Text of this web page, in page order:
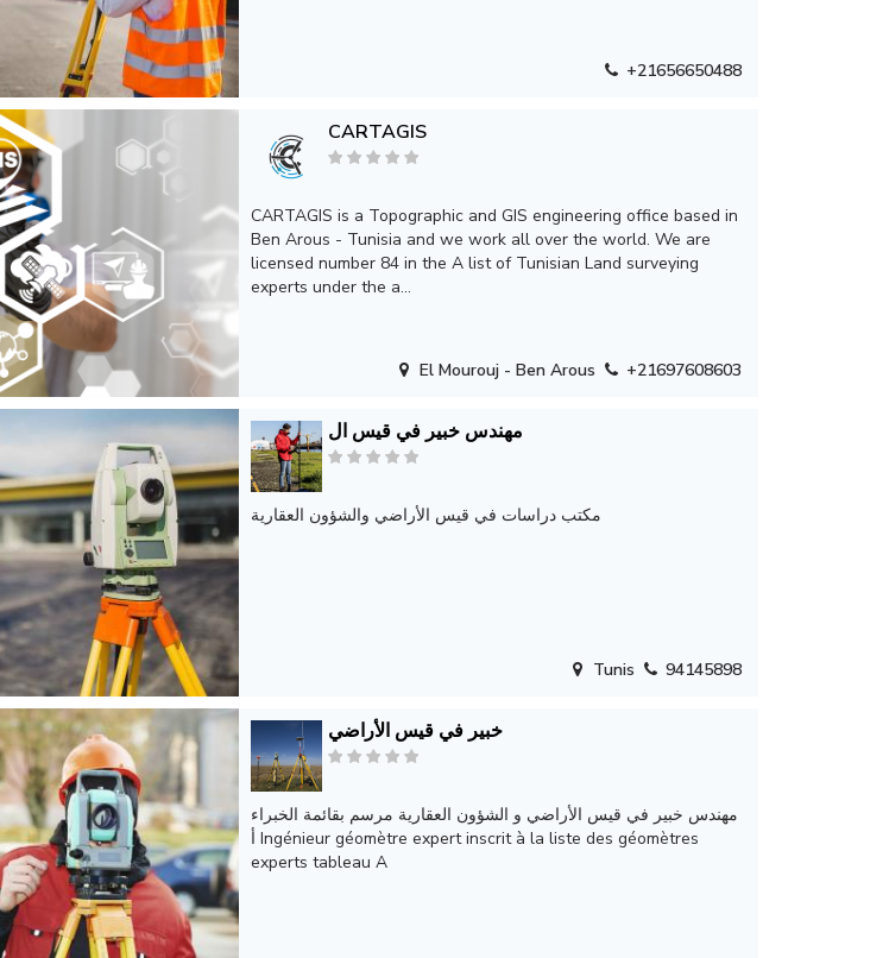
+21656650488
CARTAGIS
CARTAGIS is a Topographic and GIS engineering office based in
Ben Arous - Tunisia and we work all over the world. We are
licensed number 84 in the A list of Tunisian Land surveying
experts under the a...
El Mourouj - Ben Arous +21697608603
مهندس خبير في قيس ال
مكتب دراسات في قيس الأراضي والشؤون العقارية
Tunis 94145898
خبير في قيس الأراضي
مهندس خبير في قيس الأراضي و الشؤون العقارية مرسم بقائمة الخبراء
أ Ingénieur géomètre expert inscrit à la liste des géomètres
experts tableau A